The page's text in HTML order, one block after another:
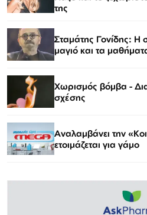
της
Σταμάτης Γονίδης:
μαγιό και τα
Χωρισμός βόμβα -
σχέσης
Αναλαμβάνει την
ετοιμάζεται για γάμο